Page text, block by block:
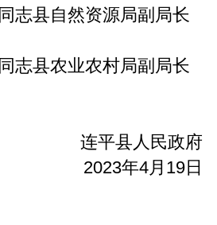
县自然资源局副局长
县农业农村局副局长
连平县人民政府
2023年4月19日